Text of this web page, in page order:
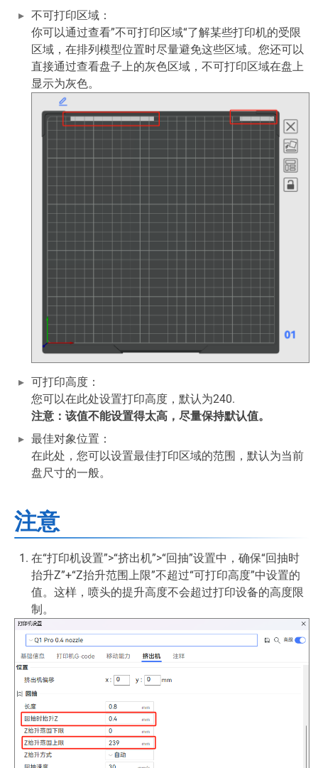
不可打印区域：
你可以通过查看”不可打印区域“了解某些打印机的受限
区域，在排列模型位置时尽量避免这些区域。您还可以
直接通过查看盘子上的灰色区域，不可打印区域在盘上
显示为灰色。
可打印高度：
您可以在此处设置打印高度，默认为240.
注意：该值不能设置得太高，尽量保持默认值。
最佳对象位置：
在此处，您可以设置最佳打印区域的范围，默认为当前
盘尺寸的一般。
注意
在“打印机设置”>“挤出机”>“回抽”设置中，确保“回抽时
抬升Z”+“Z抬升范围上限”不超过“可打印高度”中设置的
值。这样，喷头的提升高度不会超过打印设备的高度限
制。